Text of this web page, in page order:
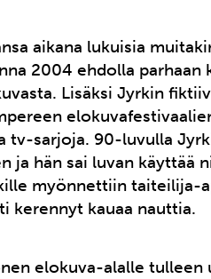
aikana lukuisia
2004 ehdolla parhaan
Lisäksi Jyrkin
tv-sarjoja. 90-luvulla
ja hän sai luvan käyttää
myönnettiin taiteilija-
kerennyt kauaa nauttia.
elokuva-alalle tulleen